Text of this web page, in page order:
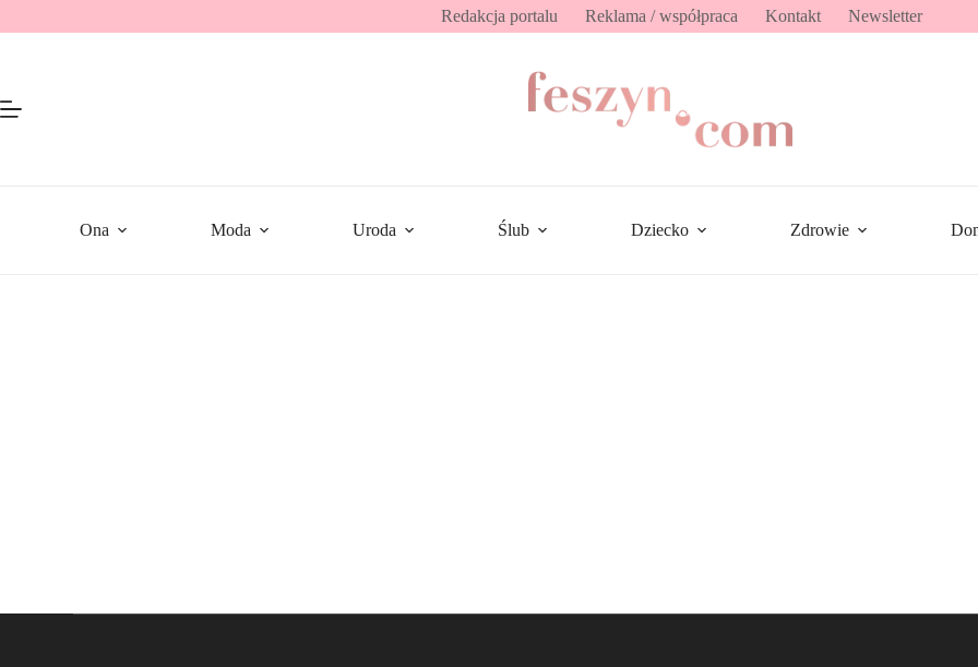
Redakcja portalu Reklama / współpraca Kontakt Newsletter
Ona Moda Uroda Ślub Dziecko Zdrowie